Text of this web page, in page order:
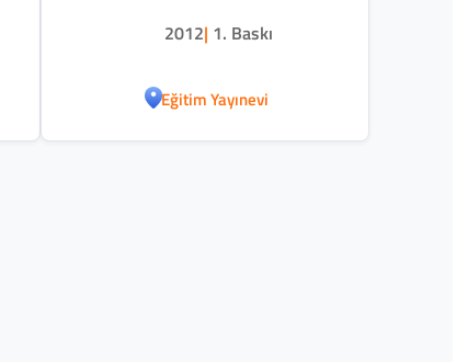
2012| 1. Baskı
Eğitim Yayınevi